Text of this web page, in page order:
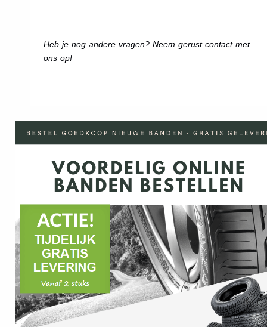
Heb je nog andere vragen? Neem gerust contact met
ons op!